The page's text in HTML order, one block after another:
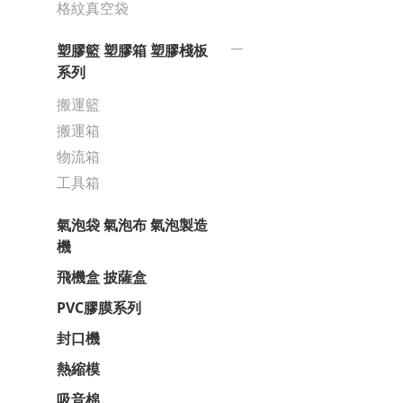
格紋真空袋
塑膠籃 塑膠箱 塑膠棧板
系列
搬運籃
搬運箱
物流箱
工具箱
氣泡袋 氣泡布 氣泡製造
機
飛機盒 披薩盒
PVC膠膜系列
封口機
熱縮模